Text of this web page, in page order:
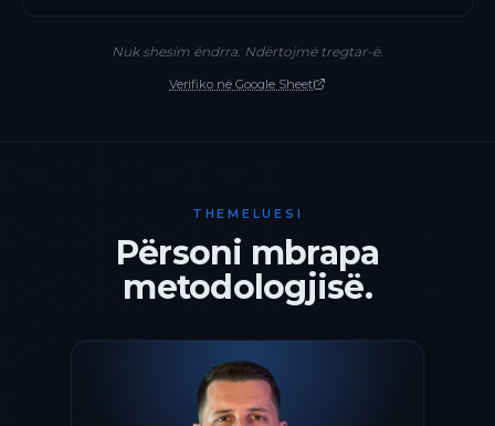
Nuk shesim ëndrra. Ndërtojmë tregtar-ë.
Verifiko në Google Sheet
THEMELUESI
Përsoni mbrapa
metodologjisë.